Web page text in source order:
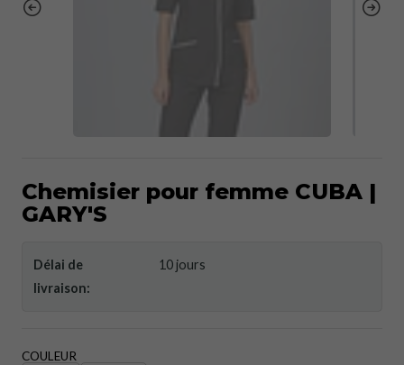
Chemisier pour femme CUBA |
GARY'S
Délai de
livraison:
10 jours
COULEUR